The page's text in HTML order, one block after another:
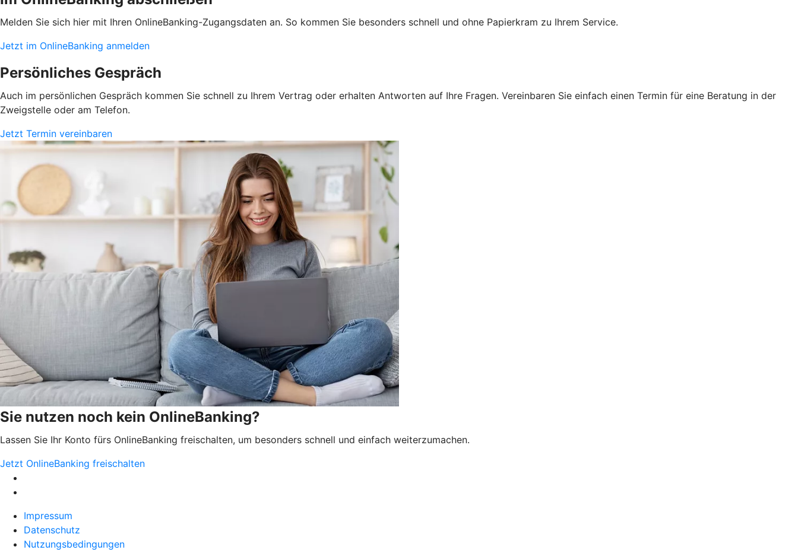
Melden Sie sich hier mit Ihren OnlineBanking-Zugangsdaten an. So kommen Sie besonders schnell und ohne Papierkram zu Ihrem Service.
Jetzt im OnlineBanking anmelden
Persönliches Gespräch
Auch im persönlichen Gespräch kommen Sie schnell zu Ihrem Vertrag oder erhalten Antworten auf Ihre Fragen. Vereinbaren Sie einfach einen Termin für eine Beratung in der
Zweigstelle oder am Telefon.
Jetzt Termin vereinbaren
Sie nutzen noch kein OnlineBanking?
Lassen Sie Ihr Konto fürs OnlineBanking freischalten, um besonders schnell und einfach weiterzumachen.
Jetzt OnlineBanking freischalten
Impressum
Datenschutz
Nutzungsbedingungen